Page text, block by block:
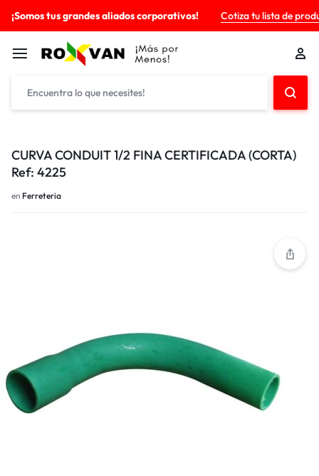
¡Somos tus grandes aliados corporativos! Cotiza tu lista de
CURVA CONDUIT 1/2 FINA CERTIFICADA (CORTA)
Ref: 4225
en Ferreteria